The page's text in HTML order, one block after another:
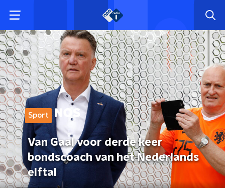
Sport
Van Gaal voor derde keer
bondscoach van het Nederlands
elftal